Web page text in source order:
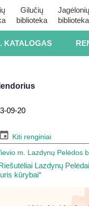
Gilučių
biblioteka
Jagėlonių
biblioteka
09-20
Kiti renginiai
m. Lazdynų Pelėdos
Lazdynų
kūrybai“